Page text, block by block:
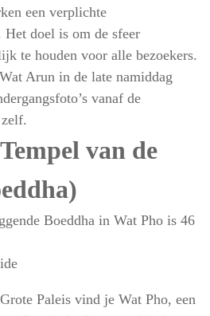
een verplichte
doel is om de sfeer
te houden voor alle bezoekers.
Arun in de late namiddag
vanaf de
Tempel van de
)
Boeddha in Wat Pho is 46
Paleis vind je Wat Pho, een